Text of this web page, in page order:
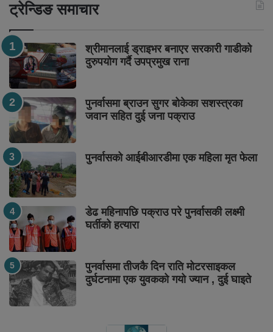
ट्रेन्डिङ समाचार
श्रीमानलाई ड्राइभर बनाएर सरकारी गाडीको
दुरुपयोग गर्दै उपप्रमुख राना
पुनर्वासमा ब्राउन सुगर बोकेका सशस्त्रका
जवान सहित दुई जना पक्राउ
पुनर्वासको आईबीआरडीमा एक महिला मृत फेला
डेढ महिनापछि पक्राउ परे पुनर्वासकी लक्ष्मी
घर्तीको हत्यारा
पुनर्वासमा तीजकै दिन राति मोटरसाइकल
दुर्घटनामा एक युवकको गयो ज्यान , दुई घाइते